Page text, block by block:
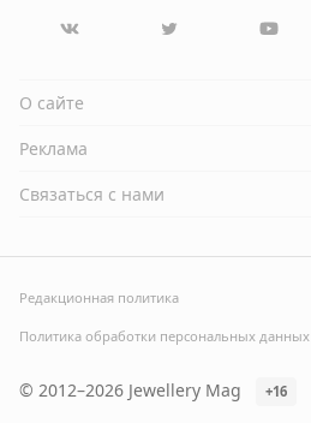
О сайте
Реклама
Связаться с нами
© 2012–2026 Jewellery Mag +16
Редакционная политика
Политика обработки персональных данных